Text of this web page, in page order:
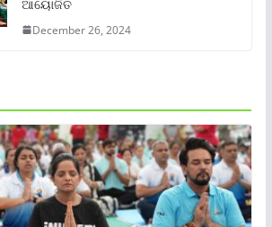
ଆୟୋଜିତ
December 26, 2024